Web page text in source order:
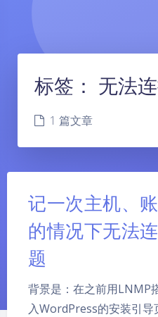
标签： 无法
1 篇文章
记一次主机、
的情况下无法
题
背景是：在之前用LNMP
入WordPress的安装引